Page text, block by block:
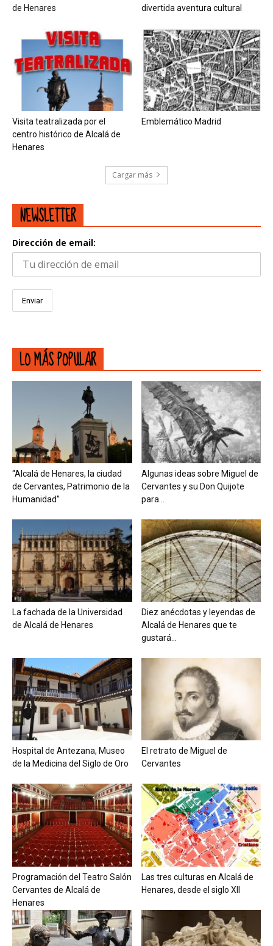
de Henares
divertida aventura cultural
Visita teatralizada por el
centro histórico de Alcalá de
Henares
Emblemático Madrid
Cargar más
NEWSLETTER
Dirección de email:
LO MÁS POPULAR
“Alcalá de Henares, la ciudad
de Cervantes, Patrimonio de la
Humanidad”
Algunas ideas sobre Miguel de
Cervantes y su Don Quijote
para...
La fachada de la Universidad
de Alcalá de Henares
Diez anécdotas y leyendas de
Alcalá de Henares que te
gustará...
Hospital de Antezana, Museo
de la Medicina del Siglo de Oro
El retrato de Miguel de
Cervantes
Programación del Teatro Salón
Cervantes de Alcalá de
Henares
Las tres culturas en Alcalá de
Henares, desde el siglo XII